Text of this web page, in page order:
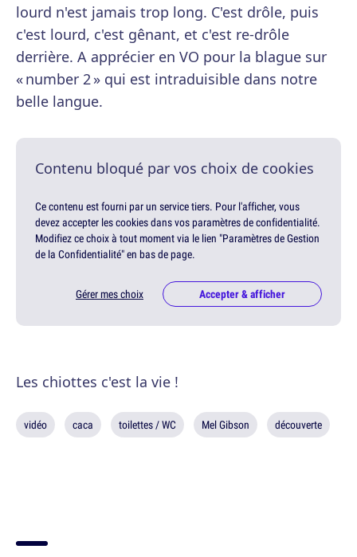
lourd n'est jamais trop long. C'est drôle, puis
c'est lourd, c'est gênant, et c'est re-drôle
derrière. A apprécier en VO pour la blague sur
« number 2 » qui est intraduisible dans notre
belle langue.
Contenu bloqué par vos choix de cookies
Ce contenu est fourni par un service tiers. Pour l'afficher, vous
devez accepter les cookies dans vos paramètres de confidentialité.
Modifiez ce choix à tout moment via le lien "Paramètres de Gestion
de la Confidentialité" en bas de page.
Gérer mes choix Accepter & afficher
Les chiottes c'est la vie !
vidéo caca toilettes / WC Mel Gibson découverte